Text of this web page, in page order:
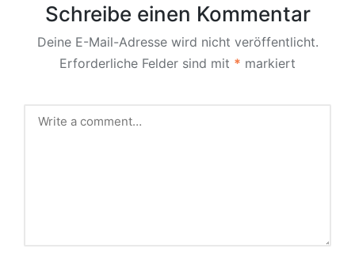
Schreibe einen Kommentar
Deine E-Mail-Adresse wird nicht veröffentlicht.
Erforderliche Felder sind mit * markiert